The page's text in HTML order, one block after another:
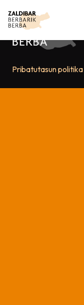
Pribatutasun politika